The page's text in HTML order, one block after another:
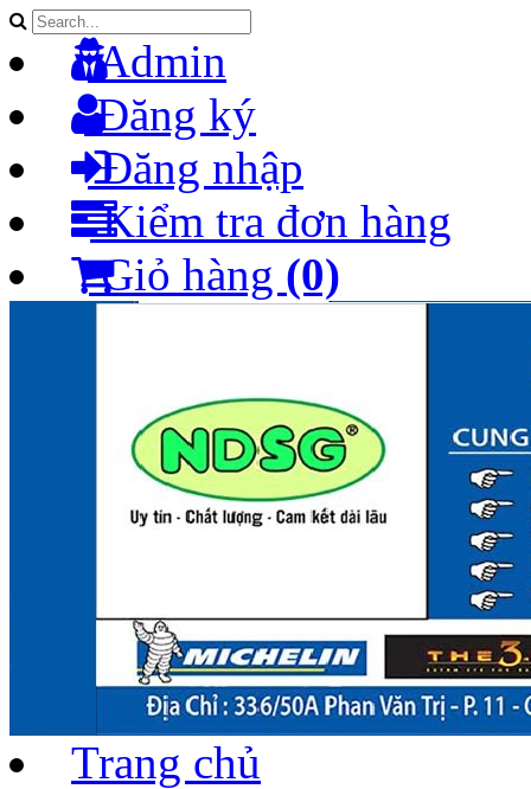
Admin
Đăng ký
Đăng nhập
Kiểm tra đơn hàng
Giỏ hàng (0)
Trang chủ